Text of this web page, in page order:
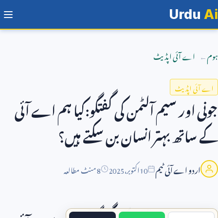
Urdu Ai
ہوم اے آئی اپڈیٹ
اے آئی اپڈیٹ
جونی اور سیم آلٹمن کی گفتگو:کیا ہم اے آئی
کے ساتھ بہتر انسان بن سکتے ہیں؟
اردو اے آئی ٹیم 10اکتوبر،2025 8 منٹ مطالعہ